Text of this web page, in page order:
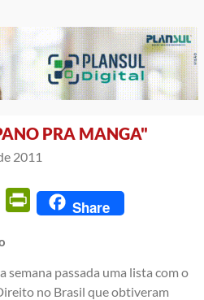
PRA MANGA"
2011
Email PrintFriendly
Share
semana passada uma lista com o
no Brasil que obtiveram